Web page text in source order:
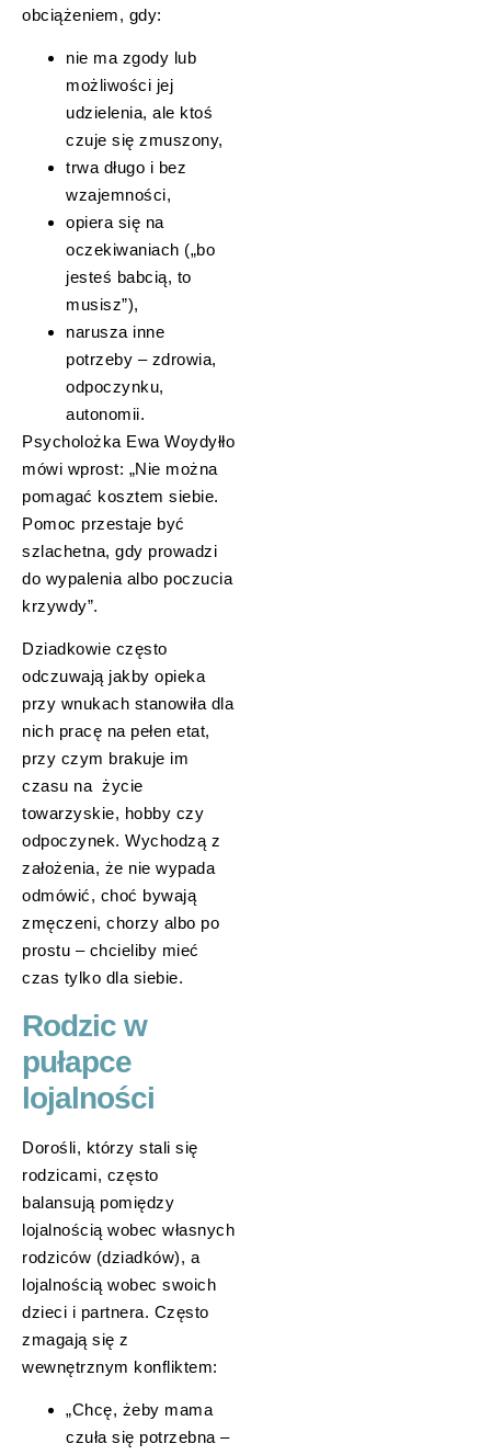
obciążeniem, gdy:
nie ma zgody lub
możliwości jej
udzielenia, ale ktoś
czuje się zmuszony,
trwa długo i bez
wzajemności,
opiera się na
oczekiwaniach („bo
jesteś babcią, to
musisz”),
narusza inne
potrzeby – zdrowia,
odpoczynku,
autonomii.
Psycholożka Ewa Woydyłło
mówi wprost: „Nie można
pomagać kosztem siebie.
Pomoc przestaje być
szlachetna, gdy prowadzi
do wypalenia albo poczucia
krzywdy”.
Dziadkowie często
odczuwają jakby opieka
przy wnukach stanowiła dla
nich pracę na pełen etat,
przy czym brakuje im
czasu na życie
towarzyskie, hobby czy
odpoczynek. Wychodzą z
założenia, że nie wypada
odmówić, choć bywają
zmęczeni, chorzy albo po
prostu – chcieliby mieć
czas tylko dla siebie.
Rodzic w
pułapce
lojalności
Dorośli, którzy stali się
rodzicami, często
balansują pomiędzy
lojalnością wobec własnych
rodziców (dziadków), a
lojalnością wobec swoich
dzieci i partnera. Często
zmagają się z
wewnętrznym konfliktem:
„Chcę, żeby mama
czuła się potrzebna –